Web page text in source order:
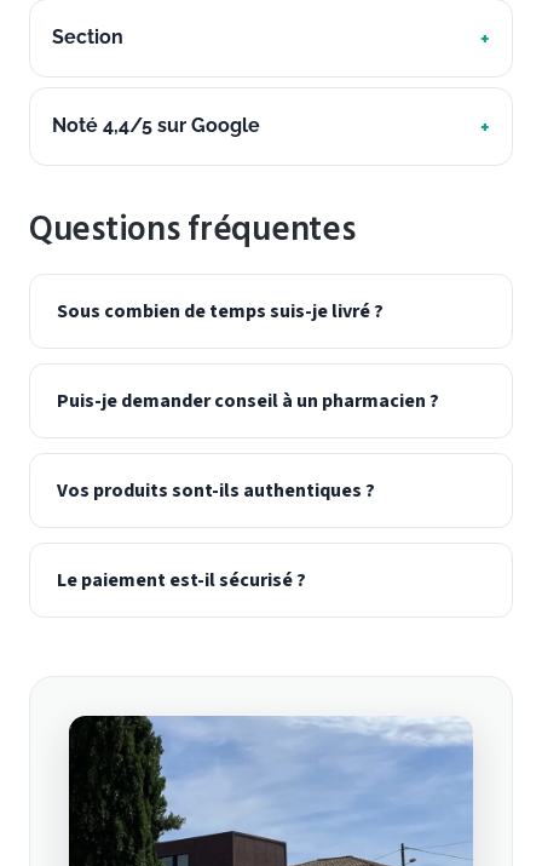
Section
Noté 4,4/5 sur Google
Questions fréquentes
Sous combien de temps suis-je livré ?
Puis-je demander conseil à un pharmacien ?
Vos produits sont-ils authentiques ?
Le paiement est-il sécurisé ?